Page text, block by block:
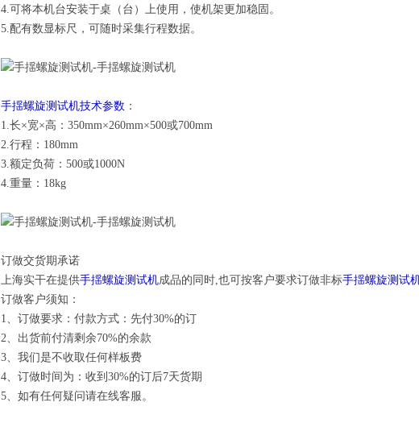
4.可将本机台安装于桌（台）上使用，使机架更加稳固。
5.配有数显标尺，可随时采集行程数据。
手揺螺旋测试机技术参数 ：
1.长×宽×高：350mm×260mm×500或700mm
2.行程：180mm
3.额定负荷：500或1000N
4.重量：18kg
订做交货期承诺
上海实干在提供手揺螺旋测试机成品的同时,也可按客户要求订做非标手揺螺旋测试
订做客户须知：
1、订做要求：付款方式：先付30%的订
2、出货前付清剩余70%的余款
3、我们是不收取任何样板费
4、订做时间为：收到30%的订后7天货期
5、如有任何疑问请在线客服。